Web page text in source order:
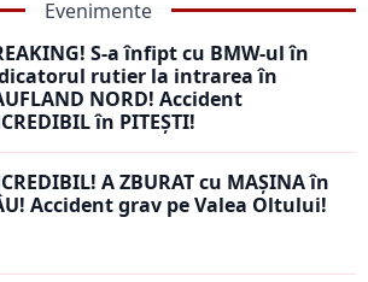
Evenimente
S-a înfipt cu BMW-ul în
rutier la intrarea în
NORD! Accident
în PITEȘTI!
A ZBURAT cu MAȘINA în
Accident grav pe Valea Oltului!